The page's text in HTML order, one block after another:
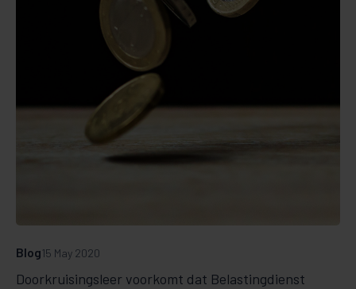
Doorkruisingsleer voorkomt dat Belastingdienst
Blog15 May 2020